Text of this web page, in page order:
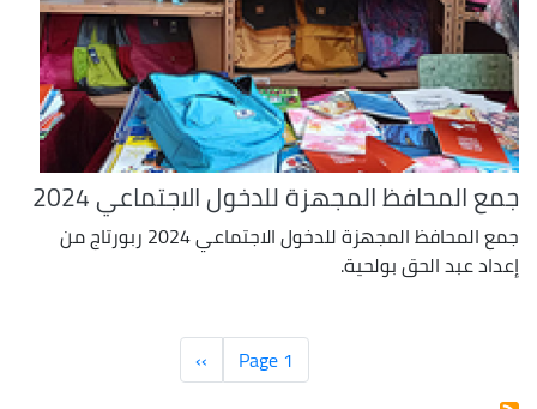
جمع المحافظ المجهزة للدخول الاجتماعي 2024
جمع المحافظ المجهزة للدخول الاجتماعي 2024 ربورتاج من
إعداد عبد الحق بولحية.
Page 1 الصفحة
التالية
››